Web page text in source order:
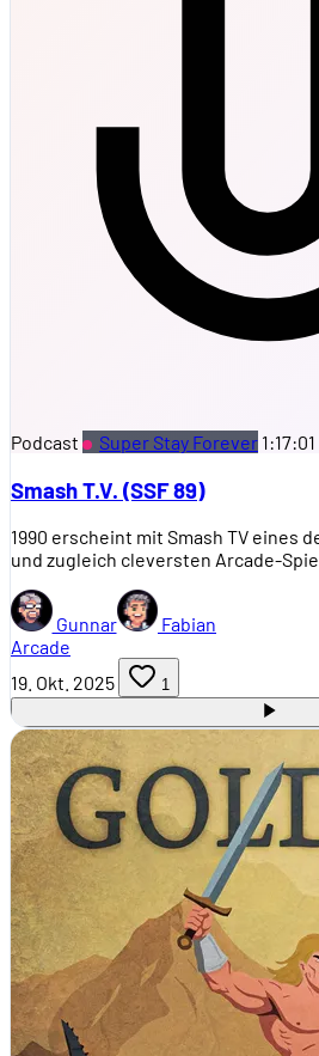
Podcast Super Stay Forever 1:17:01
Smash T.V. (SSF 89)
1990 erscheint mit Smash TV eines
und zugleich cleversten Arcade-
Gunnar
Fabian
Arcade
19. Okt. 2025
1